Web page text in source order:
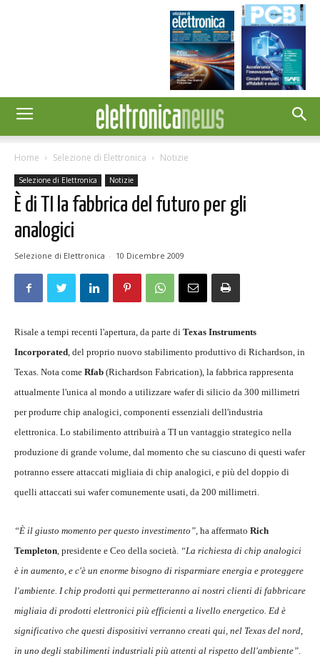
Home Selezione di Elettronica Notizie
Selezione di Elettronica Notizie
È di TI la fabbrica del futuro per gli
analogici
Selezione di Elettronica - 10 Dicembre 2009
Risale a tempi recenti l'apertura, da parte di Texas Instruments
Incorporated, del proprio nuovo stabilimento produttivo di Richardson, in
Texas. Nota come Rfab (Richardson Fabrication), la fabbrica rappresenta
attualmente l'unica al mondo a utilizzare wafer di silicio da 300 millimetri
per produrre chip analogici, componenti essenziali dell'industria
elettronica. Lo stabilimento attribuirà a TI un vantaggio strategico nella
produzione di grande volume, dal momento che su ciascuno di questi wafer
potranno essere attaccati migliaia di chip analogici, e più del doppio di
quelli attaccati sui wafer comunemente usati, da 200 millimetri.
“È il giusto momento per questo investimento”, ha affermato Rich
Templeton, presidente e Ceo della società. “La richiesta di chip analogici
è in aumento, e c'è un enorme bisogno di risparmiare energia e proteggere
l'ambiente. I chip prodotti qui permetteranno ai nostri clienti di fabbricare
migliaia di prodotti elettronici più efficienti a livello energetico. Ed è
significativo che questi dispositivi verranno creati qui, nel Texas del nord,
in uno degli stabilimenti industriali più attenti al rispetto dell'ambiente”.